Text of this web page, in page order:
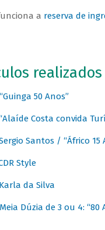
a reserva de
realizados
“Guinga 50 Anos”
Costa convida
Santos / “Áfrico 15
Style
Karla da Silva
Meia Dúzia de 3 ou 4: “80